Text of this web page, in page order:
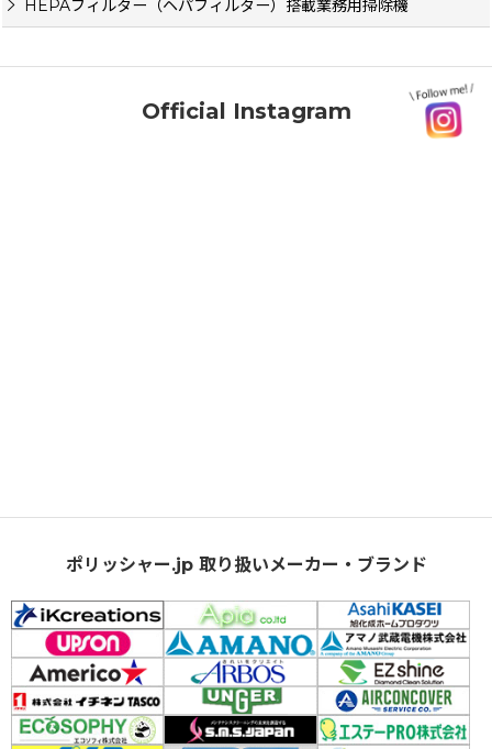
HEPAフィルター（ヘパフィルター）搭載業務用掃除機
Official Instagram
ポリッシャー.jp 取り扱いメーカー・ブランド